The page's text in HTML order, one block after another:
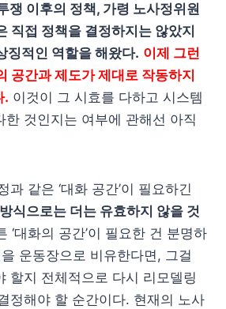
쟁 이후의 정책, 가령 노사정위원
직접 정책을 결정하지는 않았지
징적인 역할을 해왔다. 이제 그런
공간과 제도가 제대로 작동하지
. 이것이 그 시효를 다하고 시스템
한 것인지는 여부에 관해선 아직
과 같은 ‘대화 공간’이 필요하긴
식으로는 더는 유효하지 않을 것
‘대화의 공간’이 필요한 건 분명하
을 운동장으로 비유한다면, 그걸
할지 전체적으로 다시 리모델링
정해야 할 순간이다. 현재의 노사